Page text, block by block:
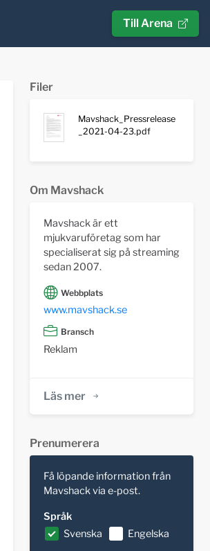
Till Arena
Filer
Mavshack_Pressrelease
_2021-04-23.pdf
Om Mavshack
Mavshack är ett
mjukvaruföretag som har
specialiserat sig på streaming
sedan 2007.
Webbplats
www.mavshack.se
Bransch
Reklam
Läs mer
Prenumerera
Få löpande information från
Mavshack via e-post.
Språk
Svenska
Engelska